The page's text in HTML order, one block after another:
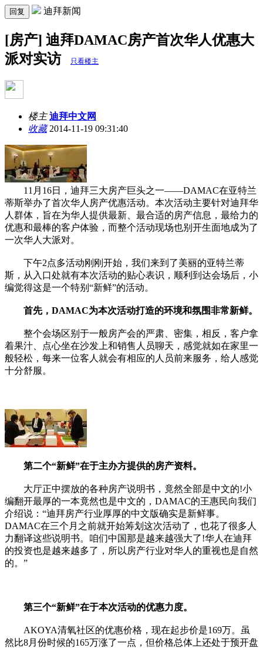
回复 迪拜新闻
[房产] 迪拜DAMAC房产首次华人优惠大
派对实访
只看楼主
楼主 迪拜中文网
收藏2014-11-19 09:31:40
11月16日，迪拜三大房产巨头之一——DAMAC在亚特兰
蒂斯举办了首次华人房产优惠活动。本次活动主要针对迪拜华
人群体，旨在为华人提供最新、最合适的房产信息，最给力的
优惠和最棒的客户体验，而整个活动现场也别开生面地成为了
一次华人大派对。
下午2点多活动刚刚开始，我们来到了美丽的亚特兰蒂
斯，从入口处就有本次活动的贴心表识，顺利到达会场后，小
编觉得这是一个特别“新鲜”的活动。
首先，DAMAC为本次活动打造的环境和氛围非常新鲜。
整个会场区别于一般房产会的严肃、密集，相反，客户拿
着果汁、点心坐在沙发上和销售人员聊天，感觉就如在家里一
般轻松，每来一位客人就会有相应的人员前来服务，给人感觉
十分舒服。
第二个“新鲜”在于主办方提供的房产资料。
大厅正中摆放的各种房产说明书，竟然全部是中文的!小
编翻开最厚的一本竟然也是中文的，DAMAC的王惠民向我们
介绍说：“迪拜房产行业厚厚的中文版确实是新鲜事。
DAMAC在三个月之前就开始筹划这次活动了，也花了很多人
力翻译这些说明书。咱们中国那是越来越强大了!华人在迪拜
的投资也是越来越多了，所以房产行业对华人的重视也是自然
的。”
第三个“新鲜”在于本次活动的优惠力度。
AKOYA清氧社区的优惠价格，现在起步价是169万。虽
然比8月份时候的165万涨了一点，但价格总体上还处于预开盘